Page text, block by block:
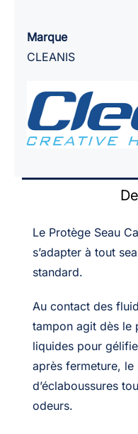
CAREBAG
Marque
CLEANIS
Le Protège Seau
s’adapter à tout
standard.
Au contact des
tampon agit dès le
liquides pour
après fermeture, le
d’éclaboussures
odeurs.